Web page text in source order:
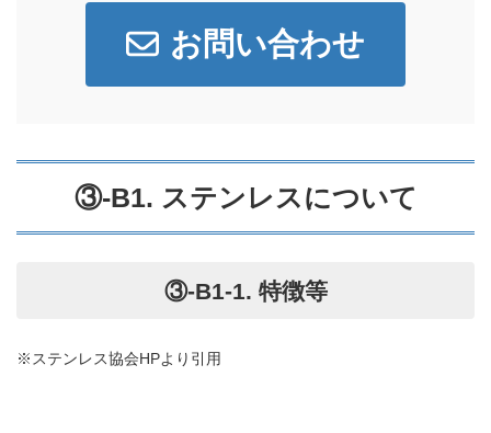
お問い合わせ
③-B1. ステンレスについて
③-B1-1. 特徴等
※ステンレス協会HPより引用